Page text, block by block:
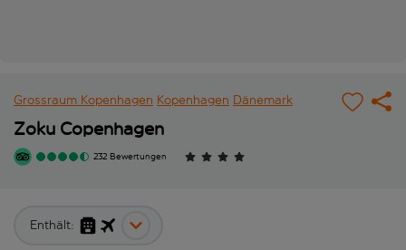
Grossraum Kopenhagen Kopenhagen Dänemark
Zoku Copenhagen
232 Bewertungen
Enthält: